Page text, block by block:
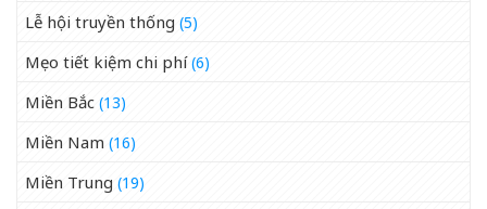
Lễ hội truyền thống (5)
Mẹo tiết kiệm chi phí(6)
Miền Bắc (13)
Miền Nam (16)
Miền Trung (19)